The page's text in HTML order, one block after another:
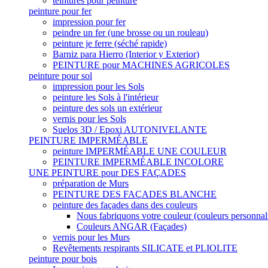
peinture pour fer
impression pour fer
peindre un fer (une brosse ou un rouleau)
peinture je ferre (séché rapide)
Barniz para Hierro (Interior y Exterior)
PEINTURE pour MACHINES AGRICOLES
peinture pour sol
impression pour les Sols
peinture les Sols à l'intérieur
peinture des sols un extérieur
vernis pour les Sols
Suelos 3D / Epoxi AUTONIVELANTE
PEINTURE IMPERMÉABLE
peinture IMPERMÉABLE UNE COULEUR
PEINTURE IMPERMÉABLE INCOLORE
UNE PEINTURE pour DES FAÇADES
préparation de Murs
PEINTURE DES FAÇADES BLANCHE
peinture des façades dans des couleurs
Nous fabriquons votre couleur (couleurs
Couleurs ANGAR (Façades)
vernis pour les Murs
Revêtements respirants SILICATE et PLIOLITE
peinture pour bois